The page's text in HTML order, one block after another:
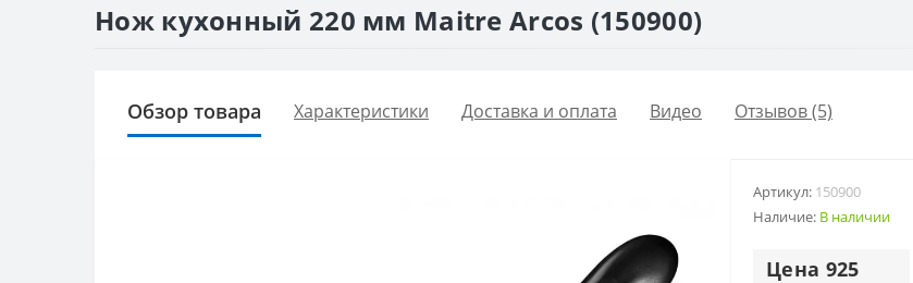
Нож кухонный 220 мм Maitre Arcos (150900)
Обзор товара Характеристики Доставка и оплата Видео Отзывов (5)
Артикул: 150900
Наличие: В наличии
Цена 925